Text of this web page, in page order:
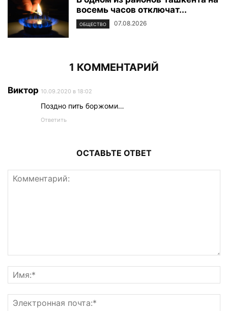
восемь часов отключат...
ОБЩЕСТВО 07.08.2026
1 КОММЕНТАРИЙ
Виктор 10.09.2020 в 18:02
Поздно пить боржоми…
Ответить
ОСТАВЬТЕ ОТВЕТ